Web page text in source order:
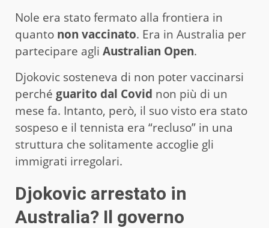
Nole era stato fermato alla frontiera in
quanto non vaccinato. Era in Australia per
partecipare agli Australian Open.
Djokovic sosteneva di non poter vaccinarsi
perché guarito dal Covid non più di un
mese fa. Intanto, però, il suo visto era stato
sospeso e il tennista era “recluso” in una
struttura che solitamente accoglie gli
immigrati irregolari.
Djokovic arrestato in
Australia? Il governo